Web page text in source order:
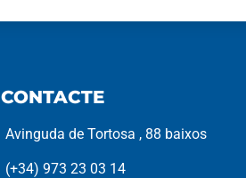
CONTACTE
Avinguda de Tortosa , 88 baixos
(+34) 973 23 03 14